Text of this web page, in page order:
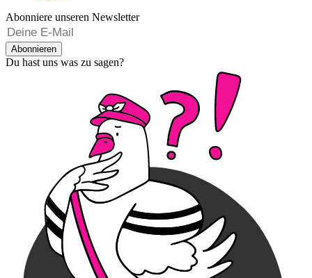
Abonniere unseren Newsletter
Abonnieren
Du hast uns was zu sagen?